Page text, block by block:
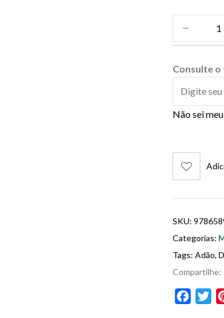
Consulte
Não sei
SKU:
Categorias:
Tags: Adão,
Compartilhe: